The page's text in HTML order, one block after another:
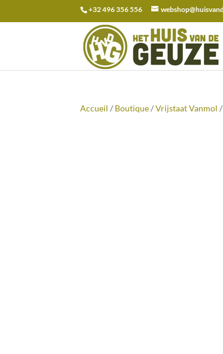
+32 496 356 556
Recherche
pour :
Accueil / Boutique/Vrijstaat Vanmol